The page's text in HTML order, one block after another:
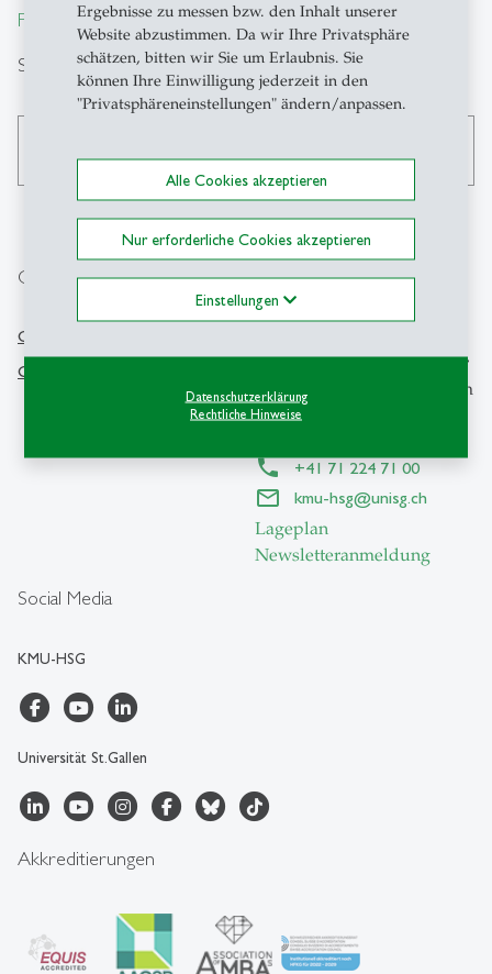
Ergebnisse zu messen bzw. den Inhalt unserer
Website abzustimmen. Da wir Ihre Privatsphäre
schätzen, bitten wir Sie um Erlaubnis. Sie
können Ihre Einwilligung jederzeit in den
"Privatsphäreneinstellungen" ändern/anpassen.
Alle Cookies akzeptieren
Nur erforderliche Cookies akzeptieren
Einstellungen
Datenschutzerklärung
Rechtliche Hinweise
From insight to impact.
Suche
Social Media
KMU-HSG
Universität St.Gallen
Gehe direkt zu
CFB-HSG
GCEI-HSG
Kontakt
Schweizerisches Institut für
KMU und Unternehmertum
Dufourstrasse 40a
+41 71 224 71 00
kmu-hsg@unisg.ch
Lageplan
Newsletteranmeldung
Akkreditierungen